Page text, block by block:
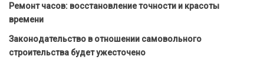
Ремонт часов: восстановление точности и красоты
времени
Законодательство в отношении самовольного
строительства будет ужесточено